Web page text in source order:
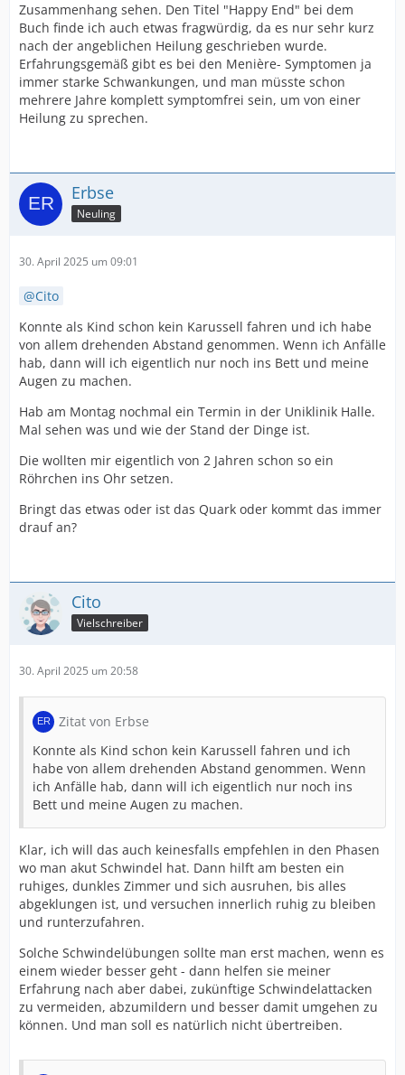
Zusammenhang sehen. Den Titel "Happy End" bei dem
Buch finde ich auch etwas fragwürdig, da es nur sehr kurz
nach der angeblichen Heilung geschrieben wurde.
Erfahrungsgemäß gibt es bei den Menière- Symptomen ja
immer starke Schwankungen, und man müsste schon
mehrere Jahre komplett symptomfrei sein, um von einer
Heilung zu sprechen.
Erbse
Neuling
30. April 2025 um 09:01
Cito
Konnte als Kind schon kein Karussell fahren und ich habe
von allem drehenden Abstand genommen. Wenn ich Anfälle
hab, dann will ich eigentlich nur noch ins Bett und meine
Augen zu machen.
Hab am Montag nochmal ein Termin in der Uniklinik Halle.
Mal sehen was und wie der Stand der Dinge ist.
Die wollten mir eigentlich von 2 Jahren schon so ein
Röhrchen ins Ohr setzen.
Bringt das etwas oder ist das Quark oder kommt das immer
drauf an?
Cito
Vielschreiber
30. April 2025 um 20:58
Zitat von Erbse
Konnte als Kind schon kein Karussell fahren und ich
habe von allem drehenden Abstand genommen. Wenn
ich Anfälle hab, dann will ich eigentlich nur noch ins
Bett und meine Augen zu machen.
Klar, ich will das auch keinesfalls empfehlen in den Phasen
wo man akut Schwindel hat. Dann hilft am besten ein
ruhiges, dunkles Zimmer und sich ausruhen, bis alles
abgeklungen ist, und versuchen innerlich ruhig zu bleiben
und runterzufahren.
Solche Schwindelübungen sollte man erst machen, wenn es
einem wieder besser geht - dann helfen sie meiner
Erfahrung nach aber dabei, zukünftige Schwindelattacken
zu vermeiden, abzumildern und besser damit umgehen zu
können. Und man soll es natürlich nicht übertreiben.